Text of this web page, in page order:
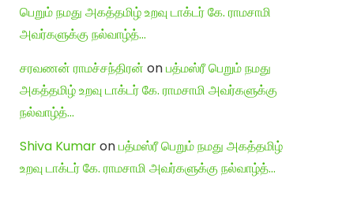
பெறும் நமது அகத்தமிழ் உறவு டாக்டர் கே. ராமசாமி
அவர்களுக்கு நல்வாழ்த்…
சரவணன் ராமச்சந்திரன் onபத்மஸ்ரீ பெறும் நமது
அகத்தமிழ் உறவு டாக்டர் கே. ராமசாமி அவர்களுக்கு
நல்வாழ்த்…
Shiva Kumaronபத்மஸ்ரீ பெறும் நமது அகத்தமிழ்
உறவு டாக்டர் கே. ராமசாமி அவர்களுக்கு நல்வாழ்த்…